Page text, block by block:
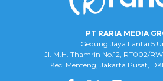
PT RARIA MEDIA
Gedung Jaya Lantai 5
Jl. M.H. Thamrin No.12, RT002/
Kec. Menteng, Jakarta Pusat,